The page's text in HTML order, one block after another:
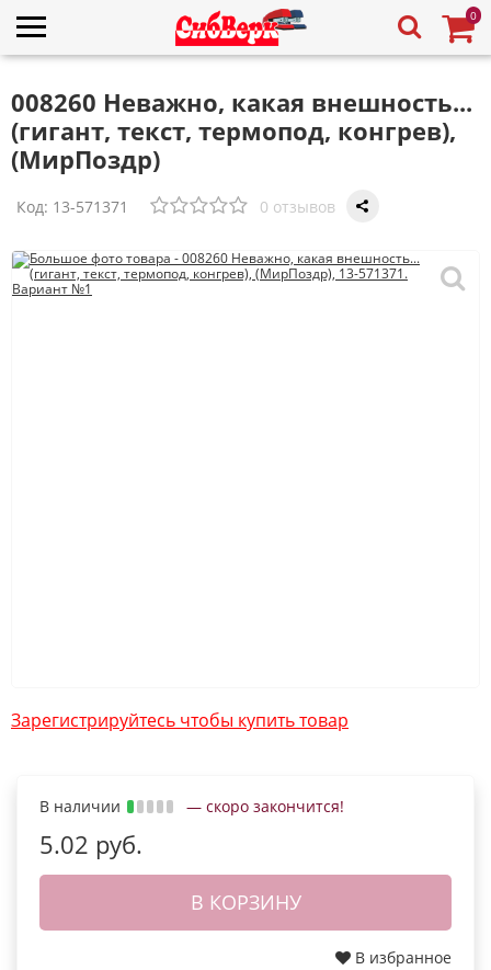
0
008260 Неважно, какая внешность...
(гигант, текст, термопод, конгрев),
(МирПоздр)
Код: 13-571371 0 отзывов
Зарегистрируйтесь чтобы купить товар
В наличии — скоро закончится!
5.02 руб.
В КОРЗИНУ
В избранное